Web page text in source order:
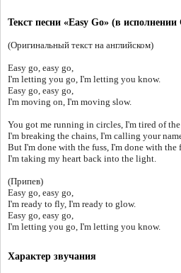
Текст песни «Easy Go» (в
(Оригинальный текст на английском)
Easy go, easy go,
I'm letting you go, I'm letting you know.
Easy go, easy go,
I'm moving on, I'm moving slow.
You got me running in circles, I'm tired of the
I'm breaking the chains, I'm calling your
But I'm done with the fuss, I'm done with the
I'm taking my heart back into the light.
(Припев)
Easy go, easy go,
I'm ready to fly, I'm ready to glow.
Easy go, easy go,
I'm letting you go, I'm letting you know.
Характер звучания